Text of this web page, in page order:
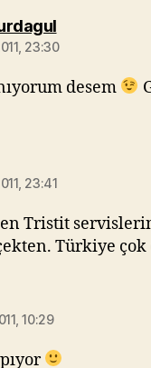
diyorki:
23:30
desem
23:41
Tristit
Türkiye
10:29